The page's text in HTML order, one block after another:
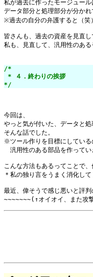
私が過去に作ったモージュール
データ部分と処理部分が分か
※過去の自分の弁護すると（笑
皆さんも、過去の資産を見直し
私も、見直して、汎用性のあ
/*
* ４．終わりの挨拶
*/
今回は、
やっと気が付いた、データと処
そんな話でした。
※ツール作りを目標にしている
汎用性のある部品を作ってい
こんな方法もあるってことで
＊私の独り言をうまく消化して
最近、偉そうで感じ悪いと評判